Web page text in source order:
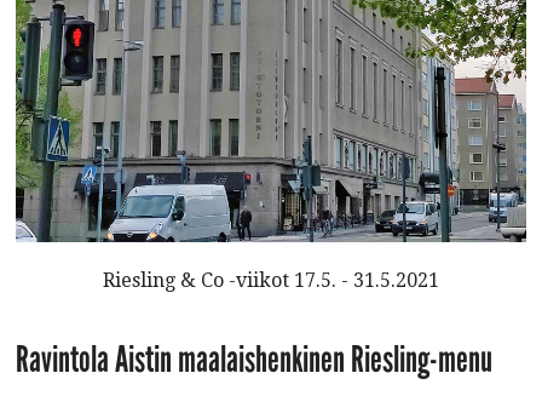
Riesling & Co -viikot 17.5. - 31.5.2021
Ravintola Aistin maalaishenkinen Riesling-menu